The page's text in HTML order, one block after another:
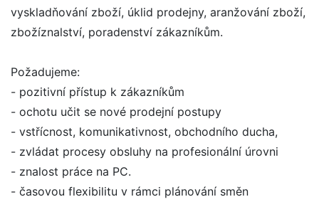
vyskladňování zboží, úklid prodejny, aranžování zboží,
zbožíznalství, poradenství zákazníkům.
Požadujeme:
- pozitivní přístup k zákazníkům
- ochotu učit se nové prodejní postupy
- vstřícnost, komunikativnost, obchodního ducha,
- zvládat procesy obsluhy na profesionální úrovni
- znalost práce na PC.
- časovou flexibilitu v rámci plánování směn